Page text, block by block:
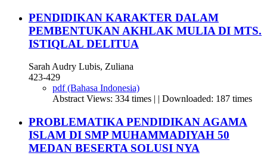
PENDIDIKAN KARAKTER DALAM
PEMBENTUKAN AKHLAK MULIA DI MTS.
ISTIQLAL DELITUA
Sarah Audry Lubis, Zuliana
423-429
pdf (Bahasa Indonesia)
Abstract Views: 334 times | | Downloaded: 187 times
PROBLEMATIKA PENDIDIKAN AGAMA
ISLAM DI SMP MUHAMMADIYAH 50
MEDAN BESERTA SOLUSI NYA